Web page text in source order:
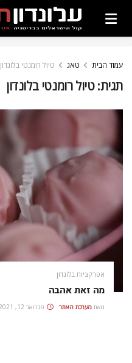
עמוד הבית טאג טיול רומנטי בלונדון
תגית:טיול רומנטי בלונדון
אטרקציות בלונדון
מה זאת אהבה
מאת מערכת האתר פברואר 12, 2021